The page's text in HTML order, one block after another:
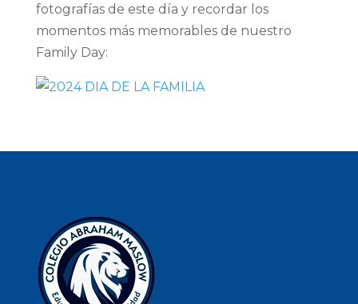
fotografías de este día y recordar los
momentos más memorables de nuestro
Family Day: